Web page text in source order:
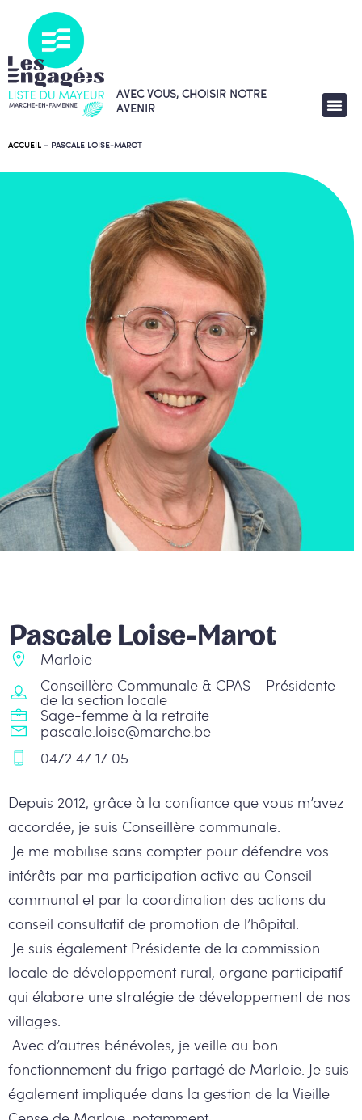
AVEC VOUS, CHOISIR NOTRE
AVENIR
ACCUEIL – PASCALE LOISE-MAROT
Pascale Loise-Marot
Marloie
Conseillère Communale & CPAS - Présidente
de la section locale
Sage-femme à la retraite
pascale.loise@marche.be
0472 47 17 05
Depuis 2012, grâce à la confiance que vous m’avez
accordée, je suis Conseillère communale.
Je me mobilise sans compter pour défendre vos
intérêts par ma participation active au Conseil
communal et par la coordination des actions du
conseil consultatif de promotion de l’hôpital.
Je suis également Présidente de la commission
locale de développement rural, organe participatif
qui élabore une stratégie de développement de nos
villages.
Avec d’autres bénévoles, je veille au bon
fonctionnement du frigo partagé de Marloie. Je suis
également impliquée dans la gestion de la Vieille